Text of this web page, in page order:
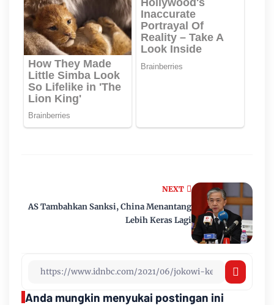
NEXT
AS Tambahkan Sanksi, China Menantang
Lebih Keras Lagi
Anda mungkin menyukai postingan ini